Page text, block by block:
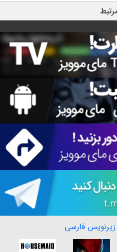
زیرنویس فارسی